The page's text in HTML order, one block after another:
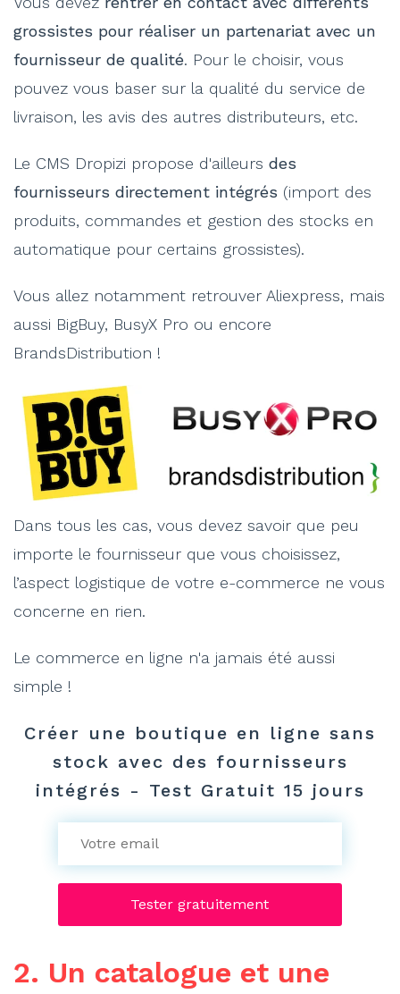
grossistes pour réaliser un partenariat avec un
fournisseur de qualité. Pour le choisir, vous
pouvez vous baser sur la qualité du service de
livraison, les avis des autres distributeurs, etc.
Le CMS Dropizi propose d'ailleurs des
fournisseurs directement intégrés (import des
produits, commandes et gestion des stocks en
automatique pour certains grossistes).
Vous allez notamment retrouver Aliexpress, mais
aussi BigBuy, BusyX Pro ou encore
BrandsDistribution !
Dans tous les cas, vous devez savoir que peu
importe le fournisseur que vous choisissez,
l’aspect logistique de votre e-commerce ne vous
concerne en rien.
Le commerce en ligne n'a jamais été aussi
simple !
Créer une boutique en ligne sans
stock avec des fournisseurs
intégrés - Test Gratuit 15 jours
2. Un catalogue et une